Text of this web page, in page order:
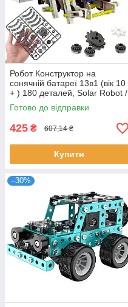
Робот Конструктор на
сонячній батареї 13в1 (вік 10
+ ) 180 деталей, Solar Robot /
Робот з конструктора
Готово до відправки
425 ₴ 607,14 ₴
Купити
–30%